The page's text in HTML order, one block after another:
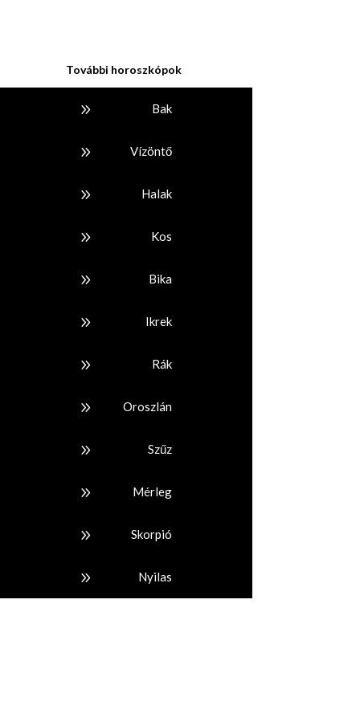
További horoszkópok
9 Bak
9 Vízöntő
9 Halak
9 Kos
9 Bika
9 Ikrek
9 Rák
9 Oroszlán
9 Szűz
9 Mérleg
9 Skorpió
9 Nyilas